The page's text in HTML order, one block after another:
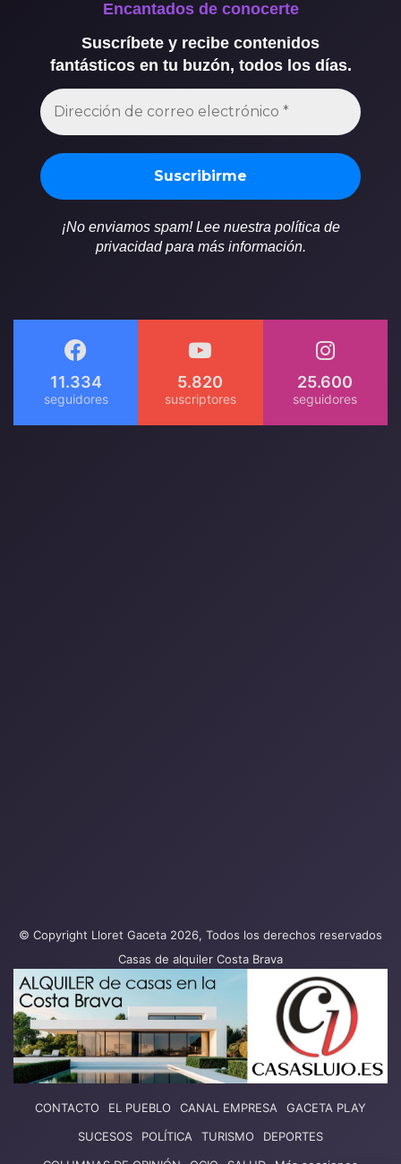
Encantados de conocerte
Suscríbete y recibe contenidos
fantásticos en tu buzón, todos los días.
¡No enviamos spam! Lee nuestra política de
privacidad para más información.
11.334 5.820 25.600
© Copyright Lloret Gaceta 2026, Todos los derechos reservados
Casas de alquiler Costa Brava
CONTACTO EL PUEBLO CANAL EMPRESA
GACETA PLAY
SUCESOS
POLÍTICA TURISMO
DEPORTES